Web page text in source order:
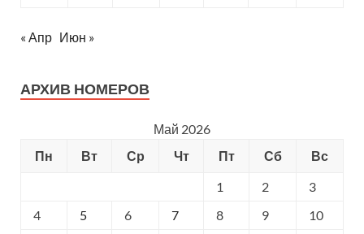
« Апр Июн »
АРХИВ НОМЕРОВ
Май 2026
Пн
Вт Ср Чт Пт Сб
Вс
1
2
3
4
5 6 7 8 9
10